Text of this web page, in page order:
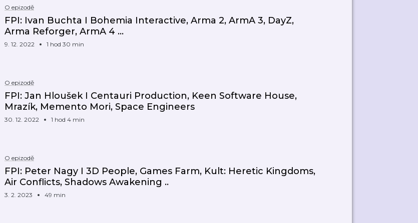
O epizodě
FPI: Ivan Buchta I Bohemia Interactive, Arma 2, ArmA 3, DayZ,
Arma Reforger, ArmA 4 ...
9. 12. 2022 1 hod 30 min
O epizodě
FPI: Jan Hloušek I Centauri Production, Keen Software House,
Mrazík, Memento Mori, Space Engineers
30. 12. 2022 1 hod 4 min
O epizodě
FPI: Peter Nagy I 3D People, Games Farm, Kult: Heretic Kingdoms,
Air Conflicts, Shadows Awakening ..
3. 2. 2023 49 min